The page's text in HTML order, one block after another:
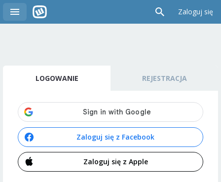
Zaloguj się
LOGOWANIE REJESTRACJA
Zaloguj się z Facebook
Zaloguj się z Apple